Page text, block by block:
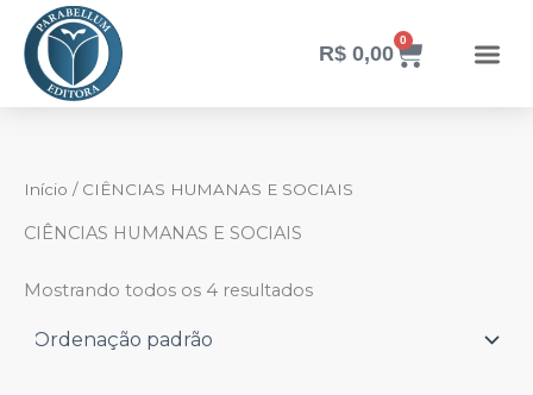
para
conteúdo
R$ 0,00
0
Carrinho
Início / CIÊNCIAS HUMANAS E SOCIAIS
CIÊNCIAS HUMANAS E SOCIAIS
Mostrando todos os 4 resultados